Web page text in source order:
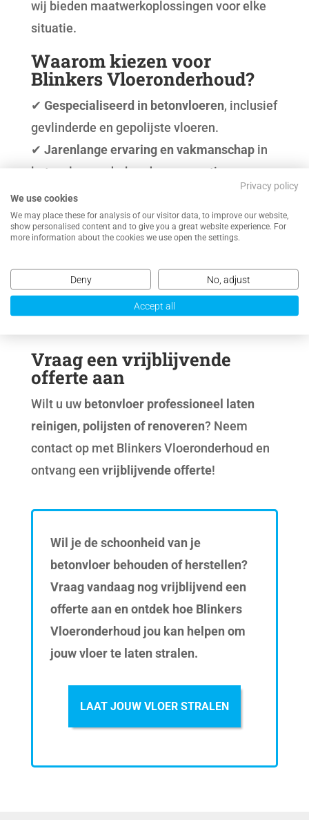
wij bieden maatwerkoplossingen voor elke
situatie.
Waarom kiezen voor
Blinkers Vloeronderhoud?
✔ Gespecialiseerd in betonvloeren, inclusief
gevlinderde en gepolijste vloeren.
✔ Jarenlange ervaring en vakmanschapin
betonvloer onderhoud en renovatie.
✔Gebruik van hoogwaardige producten en
techniekenvoor de beste resultaten.
✔Betrouwbare serviceen vrijblijvend
Scherpe prijzen
beton polijsten
betonvloer impregneren
Vraag een vrijblijvende
offerte aan
Wilt u uw betonvloer professioneel laten
reinigen, polijsten of renoveren? Neem
contact op met Blinkers Vloeronderhoud en
ontvang een vrijblijvende offerte!
Wil je de schoonheid van je
betonvloer behouden of herstellen?
Vraag vandaag nog vrijblijvend een
offerte aan en ontdek hoe Blinkers
Vloeronderhoud jou kan helpen om
jouw vloer te laten stralen.
LAAT JOUW VLOER STRALEN
Privacy policy
We use cookies
We may place these for analysis of our visitor data, to improve our website,
show personalised content and to give you a great website experience. For
more information about the cookies we use open the settings.
Deny No, adjust
Accept all